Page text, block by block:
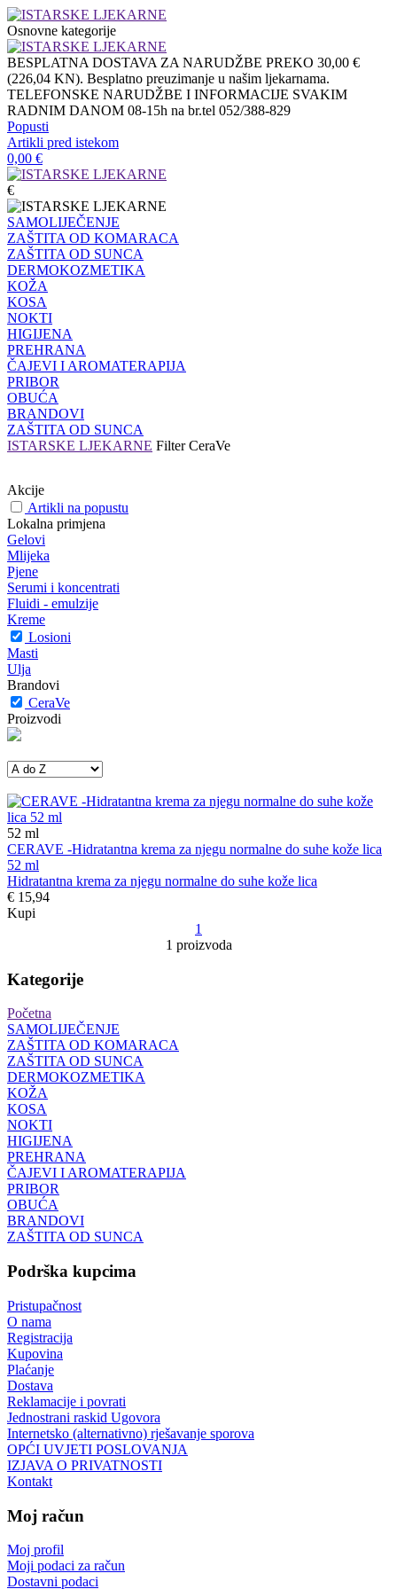
Osnovne kategorije
BESPLATNA DOSTAVA ZA NARUDŽBE PREKO 30,00 €
(226,04 KN). Besplatno preuzimanje u našim ljekarnama.
TELEFONSKE NARUDŽBE I INFORMACIJE SVAKIM
RADNIM DANOM 08-15h na br.tel 052/388-829
Popusti
Artikli pred istekom
0,00 €
€
SAMOLIJEČENJE
ZAŠTITA OD KOMARACA
ZAŠTITA OD SUNCA
DERMOKOZMETIKA
KOŽA
KOSA
NOKTI
HIGIJENA
PREHRANA
ČAJEVI I AROMATERAPIJA
PRIBOR
OBUĆA
BRANDOVI
ZAŠTITA OD SUNCA
ISTARSKE LJEKARNE Filter CeraVe
Akcije
Artikli na popustu
Lokalna primjena
Gelovi
Mlijeka
Pjene
Serumi i koncentrati
Fluidi - emulzije
Kreme
Losioni
Masti
Ulja
Brandovi
CeraVe
Proizvodi
52 ml
CERAVE -Hidratantna krema za njegu normalne do suhe kože lica
52 ml
Hidratantna krema za njegu normalne do suhe kože lica
€ 15,94
Kupi
1
1 proizvoda
Kategorije
Početna
SAMOLIJEČENJE
ZAŠTITA OD KOMARACA
ZAŠTITA OD SUNCA
DERMOKOZMETIKA
KOŽA
KOSA
NOKTI
HIGIJENA
PREHRANA
ČAJEVI I AROMATERAPIJA
PRIBOR
OBUĆA
BRANDOVI
ZAŠTITA OD SUNCA
Podrška kupcima
Pristupačnost
O nama
Registracija
Kupovina
Plaćanje
Dostava
Reklamacije i povrati
Jednostrani raskid Ugovora
Internetsko (alternativno) rješavanje sporova
OPĆI UVJETI POSLOVANJA
IZJAVA O PRIVATNOSTI
Kontakt
Moj račun
Moj profil
Moji podaci za račun
Dostavni podaci